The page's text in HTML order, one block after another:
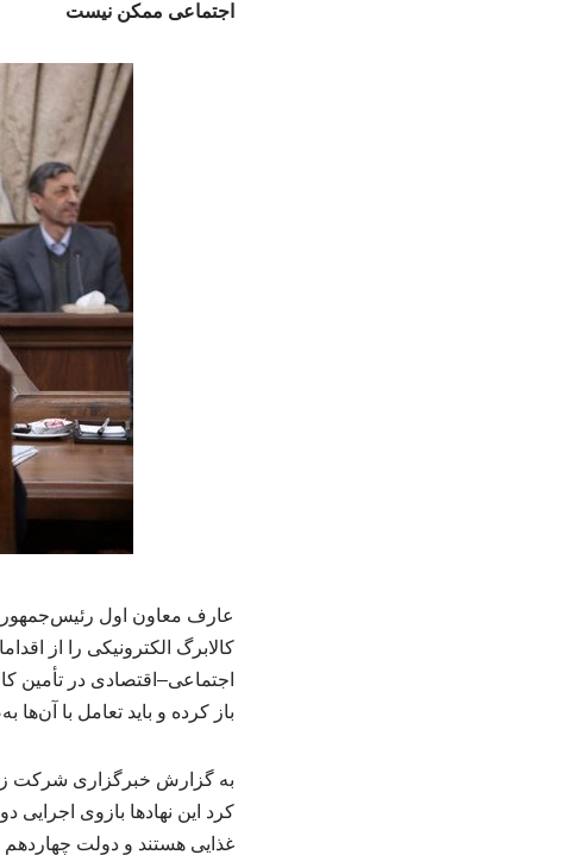
اجتماعی ممکن نیست
عارف معاون اول رئیس‌جمهور
کالابرگ الکترونیکی را از
اجتماعی–اقتصادی در تأمین
باز کرده و باید تعامل با
به گزارش خبرگزاری شرکت
کرد این نهادها بازوی
غذایی هستند و دولت